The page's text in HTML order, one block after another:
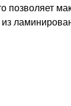
позволяет